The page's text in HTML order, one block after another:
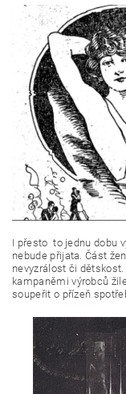
I přesto to jednu dobu
nebude přijata. Část
nevyzrálost či
kampaněmi výrobců
soupeřit o přízeň